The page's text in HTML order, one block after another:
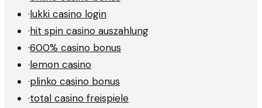
·lukki casino login
·hit spin casino auszahlung
·600% casino bonus
·lemon casino
·plinko casino bonus
·total casino freispiele